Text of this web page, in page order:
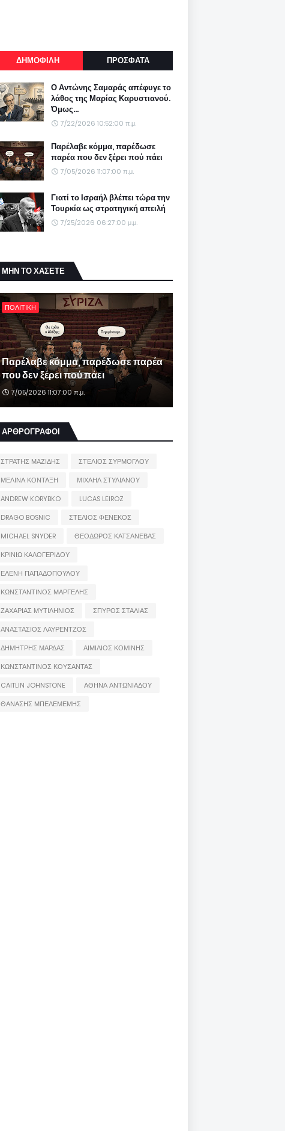
ΔΗΜΟΦΙΛΗ ΠΡΟΣΦΑΤΑ
Ο Αντώνης Σαμαράς απέφυγε το
λάθος της Μαρίας Καρυστιανού.
Όμως...
7/22/2026 10:52:00 π.μ.
Παρέλαβε κόμμα, παρέδωσε
παρέα που δεν ξέρει πού πάει
7/05/2026 11:07:00 π.μ.
Γιατί το Ισραήλ βλέπει τώρα την
Τουρκία ως στρατηγική απειλή
7/25/2026 06:27:00 μ.μ.
ΜΗΝ ΤΟ ΧΑΣΕΤΕ
ΠΟΛΙΤΙΚΗ
Παρέλαβε κόμμα, παρέδωσε παρέα
που δεν ξέρει πού πάει
7/05/2026 11:07:00 π.μ.
ΑΡΘΡΟΓΡΑΦΟΙ
ΣΤΡΑΤΗΣ ΜΑΖΙΔΗΣ
ΣΤΕΛΙΟΣ ΣΥΡΜΟΓΛΟΥ
ΜΕΛΙΝΑ ΚΟΝΤΑΞΗ
ΜΙΧΑΗΛ ΣΤΥΛΙΑΝΟΥ
ANDREW KORYBKO
LUCAS LEIROZ
DRAGO BOSNIC
ΣΤΕΛΙΟΣ ΦΕΝΕΚΟΣ
MICHAEL SNYDER
ΘΕΟΔΩΡΟΣ ΚΑΤΣΑΝΕΒΑΣ
ΚΡΙΝΙΩ ΚΑΛΟΓΕΡΙΔΟΥ
ΕΛΕΝΗ ΠΑΠΑΔΟΠΟΥΛΟΥ
ΚΩΝΣΤΑΝΤΙΝΟΣ ΜΑΡΓΕΛΗΣ
ΖΑΧΑΡΙΑΣ ΜΥΤΙΛΗΝΙΟΣ
ΣΠΥΡΟΣ ΣΤΑΛΙΑΣ
ΑΝΑΣΤΑΣΙΟΣ ΛΑΥΡΕΝΤΖΟΣ
ΔΗΜΗΤΡΗΣ ΜΑΡΔΑΣ
ΑΙΜΙΛΙΟΣ ΚΟΜΙΝΗΣ
ΚΩΝΣΤΑΝΤΙΝΟΣ ΚΟΥΣΑΝΤΑΣ
CAITLIN JOHNSTONE
ΑΘΗΝΑ ΑΝΤΩΝΙΑΔΟΥ
ΘΑΝΑΣΗΣ ΜΠΕΛΕΜΕΜΗΣ